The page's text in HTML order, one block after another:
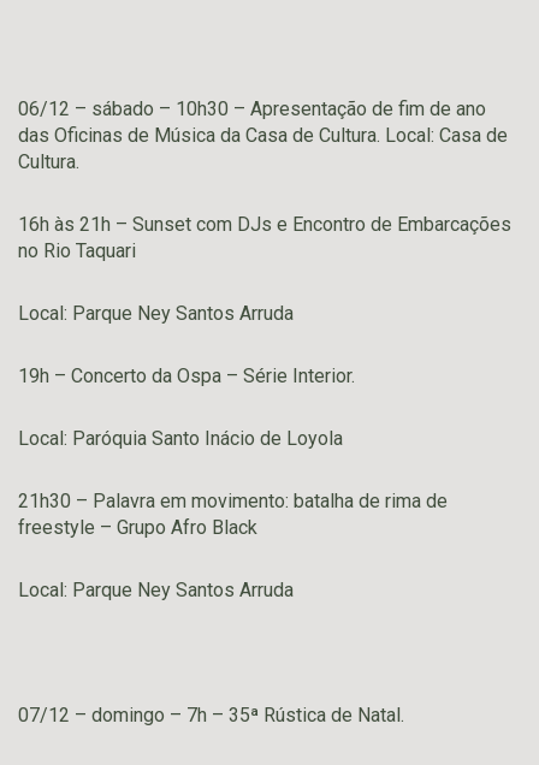
06/12 – sábado – 10h30 – Apresentação de fim de ano
das Oficinas de Música da Casa de Cultura. Local: Casa de
Cultura.
16h às 21h – Sunset com DJs e Encontro de Embarcações
no Rio Taquari
Local: Parque Ney Santos Arruda
19h – Concerto da Ospa – Série Interior.
Local: Paróquia Santo Inácio de Loyola
21h30 – Palavra em movimento: batalha de rima de
freestyle – Grupo Afro Black
Local: Parque Ney Santos Arruda
07/12 – domingo – 7h – 35ª Rústica de Natal.